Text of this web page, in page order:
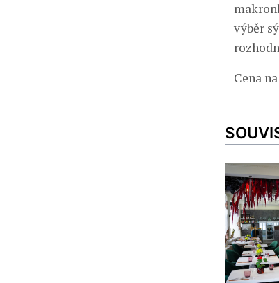
výběr
Cena